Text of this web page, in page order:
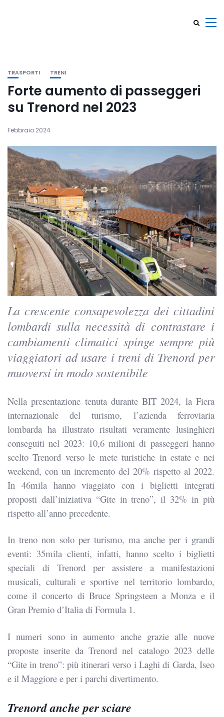
TRASPORTI TRENI
Forte aumento di passeggeri
su Trenord nel 2023
Febbraio 2024
La crescente consapevolezza dei cittadini
lombardi sulla necessità di contrastare i
cambiamenticlimatici spinge sempre più
viaggiatori ad usare i treni di Trenord per
muoversi in modo sostenibile
Nella presentazione tenuta durante BIT 2024, la Fiera
internazionale del turismo, l’azienda ferroviaria
lombarda ha illustrato risultati veramente lusinghieri
conseguiti nel 2023: 10,6 milioni di passeggeri hanno
scelto Trenord verso le mete turistiche in estate e nei
weekend, con un incremento del 20% rispetto al 2022.
In 46mila hanno viaggiato con i biglietti integrati
proposti dall’iniziativa “Gite in treno”, il 32% in più
rispetto all’anno precedente.
In treno non solo per turismo, ma anche per i grandi
eventi: 35mila clienti, infatti, hanno scelto i biglietti
speciali di Trenord per assistere a manifestazioni
musicali, culturali e sportive nel territorio lombardo,
come il concerto di Bruce Springsteen a Monza e il
Gran Premio d’Italia di Formula 1.
I numeri sono in aumento anche grazie alle nuove
proposte inserite da Trenord nel catalogo 2023 delle
“Gite in treno”: più itinerari verso i Laghi di Garda, Iseo
e il Maggiore e per i parchi divertimento.
Trenord anche per sciare